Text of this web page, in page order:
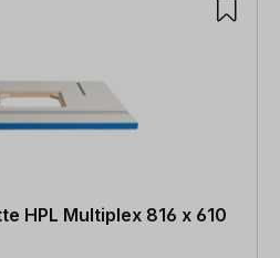
HPL Multiplex 816 x 610